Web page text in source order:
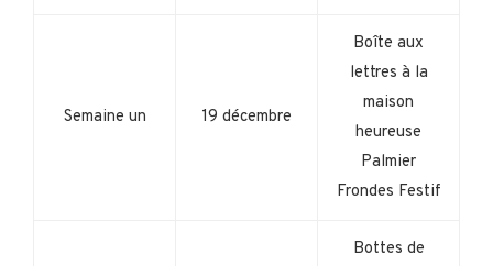
Semaine un 19 décembre
Boîte aux
lettres à la
maison
heureuse
Palmier
Frondes Festif
Bottes de